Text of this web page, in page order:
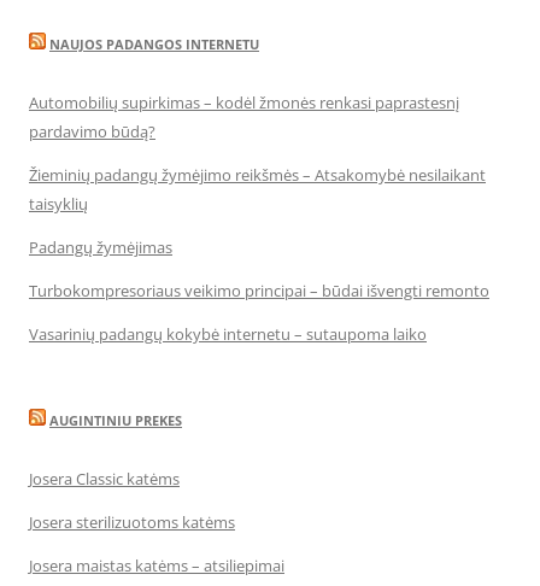
NAUJOS PADANGOS INTERNETU
Automobilių supirkimas – kodėl žmonės renkasi paprastesnį
pardavimo būdą?
Žieminių padangų žymėjimo reikšmės – Atsakomybė nesilaikant
taisyklių
Padangų žymėjimas
Turbokompresoriaus veikimo principai – būdai išvengti remonto
Vasarinių padangų kokybė internetu – sutaupoma laiko
AUGINTINIU PREKES
Josera Classic katėms
Josera sterilizuotoms katėms
Josera maistas katėms – atsiliepimai